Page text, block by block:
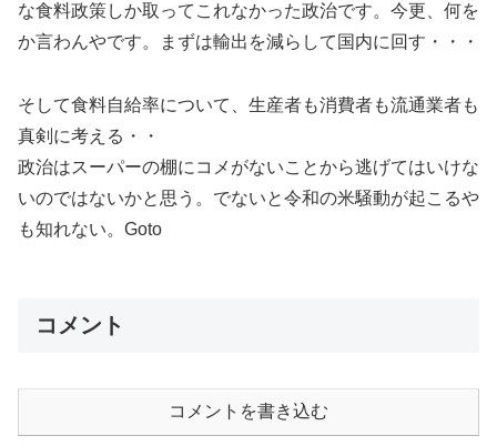
な食料政策しか取ってこれなかった政治です。今更、何を
か言わんやです。まずは輸出を減らして国内に回す・・・
そして食料自給率について、生産者も消費者も流通業者も
真剣に考える・・
政治はスーパーの棚にコメがないことから逃げてはいけな
いのではないかと思う。でないと令和の米騒動が起こるや
も知れない。Goto
コメント
コメントを書き込む